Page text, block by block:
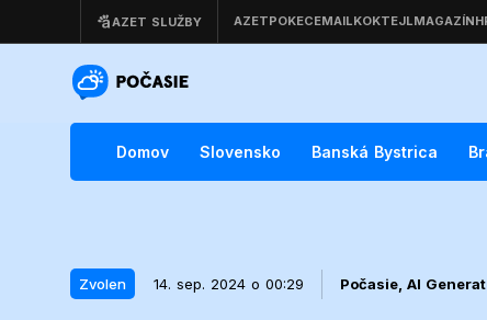
Domov Slovensko Banská Bystrica
Zvolen 14. sep. 2024 o 00:29 Počasie, AI